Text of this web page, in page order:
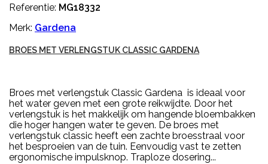
Referentie: MG18332
Merk: Gardena
BROES MET VERLENGSTUK CLASSIC GARDENA
Broes met verlengstuk Classic Gardena is ideaal voor
het water geven met een grote reikwijdte. Door het
verlengstuk is het makkelijk om hangende bloembakken
die hoger hangen water te geven. De broes met
verlengstuk classic heeft een zachte broesstraal voor
het besproeien van de tuin. Eenvoudig vast te zetten
ergonomische impulsknop. Traploze dosering...